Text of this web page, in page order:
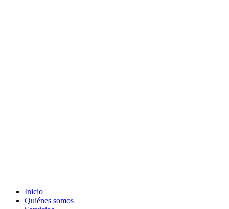
Inicio
Quiénes somos